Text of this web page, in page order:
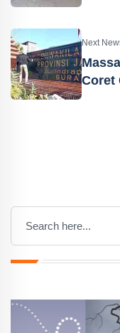
Next
Coret